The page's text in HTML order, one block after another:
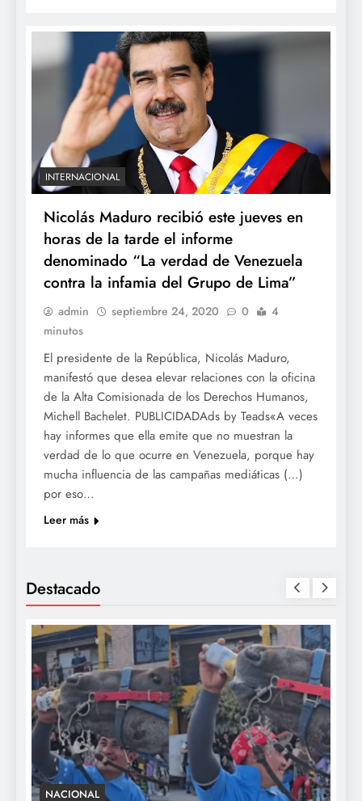
INTERNACIONAL
Nicolás Maduro recibió este jueves en
horas de la tarde el informe
denominado “La verdad de Venezuela
contra la infamia del Grupo de Lima”
admin septiembre 24, 2020 0
4
minutos
El presidente de la República, Nicolás Maduro,
manifestó que desea elevar relaciones con la oficina
de la Alta Comisionada de los Derechos Humanos,
Michell Bachelet. PUBLICIDADAds by Teads«A veces
hay informes que ella emite que no muestran la
verdad de lo que ocurre en Venezuela, porque hay
mucha influencia de las campañas mediáticas (…)
por eso…
Leer más
Destacado
NACIONAL